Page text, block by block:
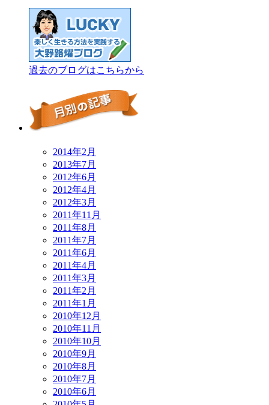
過去のブログはこちらから
2014年2月
2013年7月
2012年6月
2012年4月
2012年3月
2011年11月
2011年8月
2011年7月
2011年6月
2011年4月
2011年3月
2011年2月
2011年1月
2010年12月
2010年11月
2010年10月
2010年9月
2010年8月
2010年7月
2010年6月